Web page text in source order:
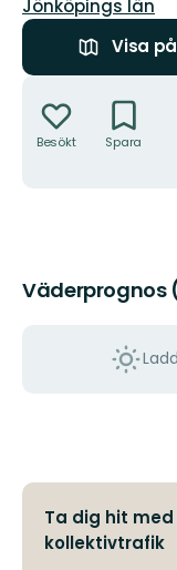
Jönköpings län
Visa
Besökt Spara
Väderprognos
Ta dig hit med
kollektivtrafik